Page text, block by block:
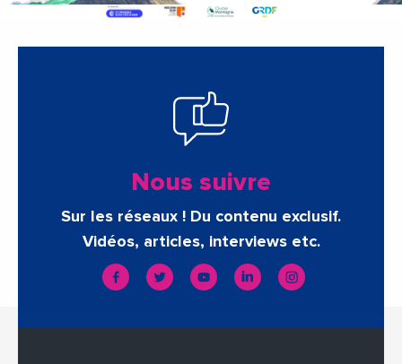
Nous suivre
Sur les réseaux ! Du contenu exclusif.
Vidéos, articles, interviews etc.